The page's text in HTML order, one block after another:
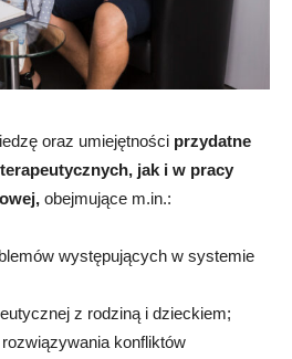
oraz umiejętności przydatne
jak i w pracy
obejmujące m.in.:
występujących w systemie
z rodziną i dzieckiem;
konfliktów